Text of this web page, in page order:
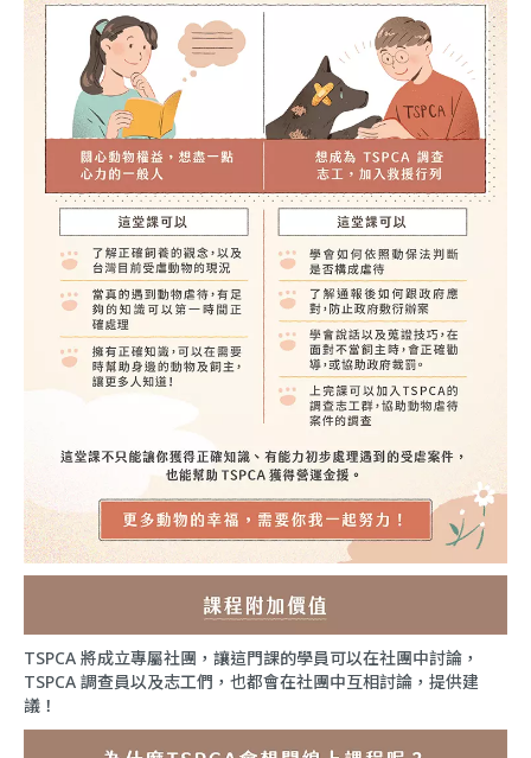
TSPCA 將成立專屬社團，讓這門課的學員可以在社團中討論，
TSPCA 調查員以及志工們，也都會在社團中互相討論，提供建
議！